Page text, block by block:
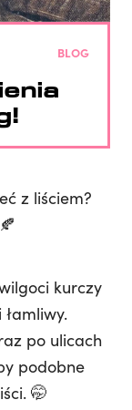
BLOG
z liściem?
kurczy
po ulicach
podobne
🤭